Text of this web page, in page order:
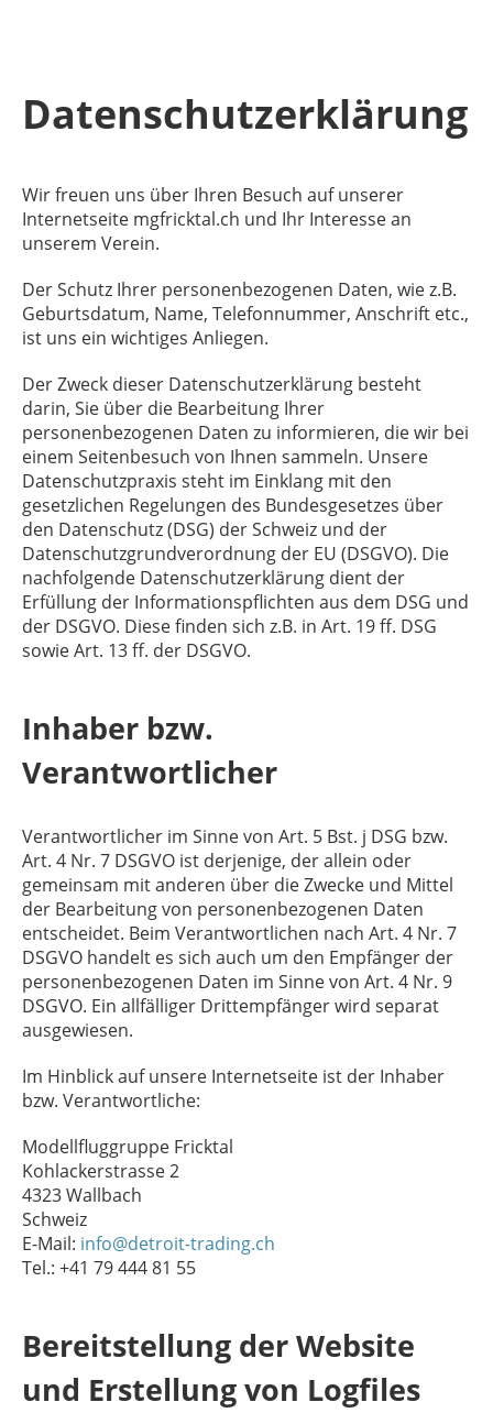
Datenschutzerklärung
Wir freuen uns über Ihren Besuch auf unserer
Internetseite mgfricktal.ch und Ihr Interesse an
unserem Verein.
Der Schutz Ihrer personenbezogenen Daten, wie z.B.
Geburtsdatum, Name, Telefonnummer, Anschrift etc.,
ist uns ein wichtiges Anliegen.
Der Zweck dieser Datenschutzerklärung besteht
darin, Sie über die Bearbeitung Ihrer
personenbezogenen Daten zu informieren, die wir bei
einem Seitenbesuch von Ihnen sammeln. Unsere
Datenschutzpraxis steht im Einklang mit den
gesetzlichen Regelungen des Bundesgesetzes über
den Datenschutz (DSG) der Schweiz und der
Datenschutzgrundverordnung der EU (DSGVO). Die
nachfolgende Datenschutzerklärung dient der
Erfüllung der Informationspflichten aus dem DSG und
der DSGVO. Diese finden sich z.B. in Art. 19 ff. DSG
sowie Art. 13 ff. der DSGVO.
Inhaber bzw.
Verantwortlicher
Verantwortlicher im Sinne von Art. 5 Bst. j DSG bzw.
Art. 4 Nr. 7 DSGVO ist derjenige, der allein oder
gemeinsam mit anderen über die Zwecke und Mittel
der Bearbeitung von personenbezogenen Daten
entscheidet. Beim Verantwortlichen nach Art. 4 Nr. 7
DSGVO handelt es sich auch um den Empfänger der
personenbezogenen Daten im Sinne von Art. 4 Nr. 9
DSGVO. Ein allfälliger Drittempfänger wird separat
ausgewiesen.
Im Hinblick auf unsere Internetseite ist der Inhaber
bzw. Verantwortliche:
Modellfluggruppe Fricktal
Kohlackerstrasse 2
4323 Wallbach
Schweiz
E-Mail: info@detroit-trading.ch
Tel.: +41 79 444 81 55
Bereitstellung der Website
und Erstellung von Logfiles